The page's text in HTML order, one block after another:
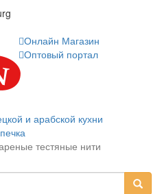
Онлайн Магазин
Оптовый портал
и арабской кухни
тестяные нити